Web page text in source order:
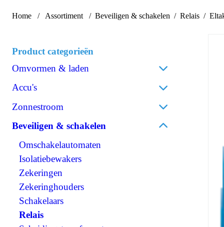
Home Assortiment Beveiligen & schakelen Relais
Product categorieën
Omvormen & laden
Acculaders
Omvormen/laden combi
Omvormen DC/AC
Omvormen DC/DC
120V Producten
IEC/UK Producten
Accessoires Omvormen & laden
Accu's
Lithium
AGM
Spiraalcel
Tractie
OPzS
OPzV
Accessoires accu's
Zonnestroom
Zonnepanelen
Omvormers zonnepanelen
Accessoires zonnepanelen
Beveiligen & schakelen
Omschakelautomaten
Isolatiebewakers
Zekeringen
Zekeringhouders
Schakelaars
Relais